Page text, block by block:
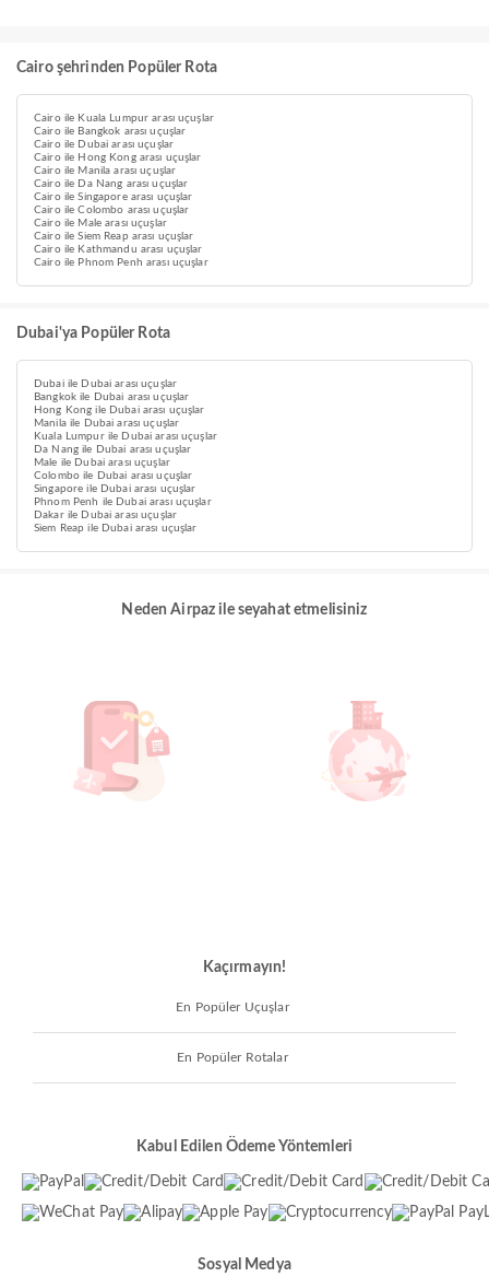
Cairo şehrinden Popüler Rota
Cairo ile Kuala Lumpur arası uçuşlar
Cairo ile Bangkok arası uçuşlar
Cairo ile Dubai arası uçuşlar
Cairo ile Hong Kong arası uçuşlar
Cairo ile Manila arası uçuşlar
Cairo ile Da Nang arası uçuşlar
Cairo ile Singapore arası uçuşlar
Cairo ile Colombo arası uçuşlar
Cairo ile Male arası uçuşlar
Cairo ile Siem Reap arası uçuşlar
Cairo ile Kathmandu arası uçuşlar
Cairo ile Phnom Penh arası uçuşlar
Dubai'ya Popüler Rota
Dubai ile Dubai arası uçuşlar
Bangkok ile Dubai arası uçuşlar
Hong Kong ile Dubai arası uçuşlar
Manila ile Dubai arası uçuşlar
Kuala Lumpur ile Dubai arası uçuşlar
Da Nang ile Dubai arası uçuşlar
Male ile Dubai arası uçuşlar
Colombo ile Dubai arası uçuşlar
Singapore ile Dubai arası uçuşlar
Phnom Penh ile Dubai arası uçuşlar
Dakar ile Dubai arası uçuşlar
Siem Reap ile Dubai arası uçuşlar
Neden Airpaz ile seyahat etmelisiniz
Kaçırmayın!
En Popüler Uçuşlar
En Popüler Rotalar
Kabul Edilen Ödeme Yöntemleri
Sosyal Medya